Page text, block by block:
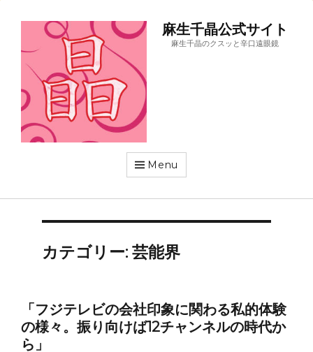
麻生千晶公式サイト
麻生千晶のクスッと辛口遠眼鏡
Menu
カテゴリー: 芸能界
「フジテレビの会社印象に関わる私的体験
の様々。振り向けば12チャンネルの時代か
ら」